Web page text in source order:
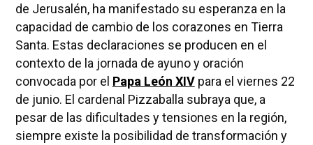
de Jerusalén, ha manifestado su esperanza en la
capacidad de cambio de los corazones en Tierra
Santa. Estas declaraciones se producen en el
contexto de la jornada de ayuno y oración
convocada por el Papa León XIVpara el viernes 22
de junio. El cardenal Pizzaballa subraya que, a
pesar de las dificultades y tensiones en la región,
siempre existe la posibilidad de transformación y